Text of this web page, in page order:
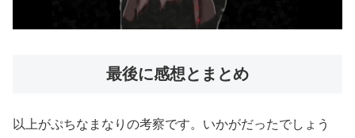
最後に感想とまとめ
以上がぷちなまなりの考察です。いかがだったでしょう